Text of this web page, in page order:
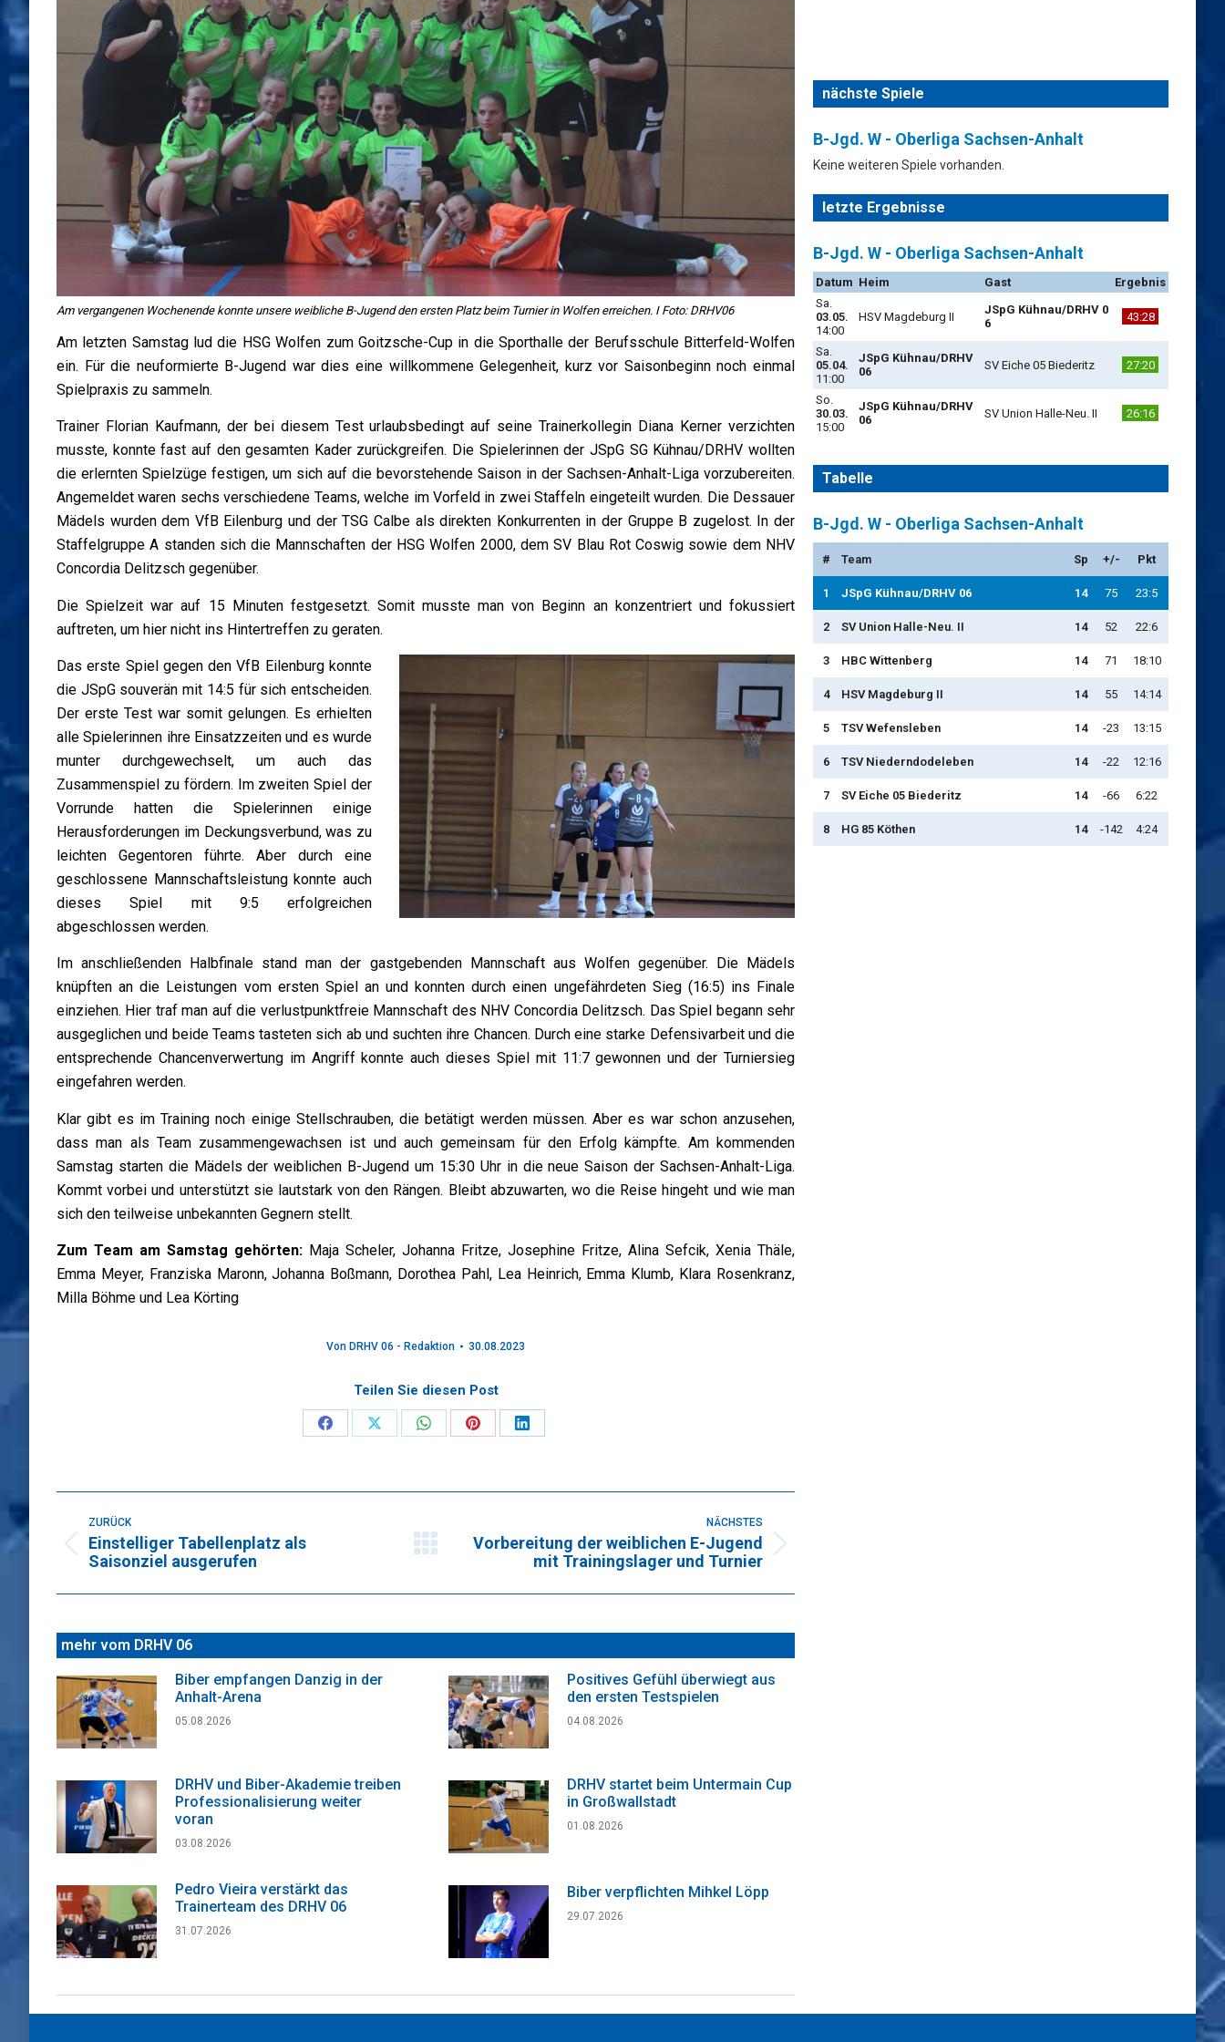
Am vergangenen Wochenende konnte unsere weibliche B-Jugend den ersten Platz beim Turnier in Wolfen erreichen. I Foto: DRHV06
Am letzten Samstag lud die HSG Wolfen zum Goitzsche-Cup in die Sporthalle der Berufsschule Bitterfeld-Wolfen
ein. Für die neuformierte B-Jugend war dies eine willkommene Gelegenheit, kurz vor Saisonbeginn noch einmal
Spielpraxis zu sammeln.
Trainer Florian Kaufmann, der bei diesem Test urlaubsbedingt auf seine Trainerkollegin Diana Kerner verzichten
musste, konnte fast auf den gesamten Kader zurückgreifen. Die Spielerinnen der JSpG SG Kühnau/DRHV wollten
die erlernten Spielzüge festigen, um sich auf die bevorstehende Saison in der Sachsen-Anhalt-Liga vorzubereiten.
Angemeldet waren sechs verschiedene Teams, welche im Vorfeld in zwei Staffeln eingeteilt wurden. Die Dessauer
Mädels wurden dem VfB Eilenburg und der TSG Calbe als direkten Konkurrenten in der Gruppe B zugelost. In der
Staffelgruppe A standen sich die Mannschaften der HSG Wolfen 2000, dem SV Blau Rot Coswig sowie dem NHV
Concordia Delitzsch gegenüber.
Die Spielzeit war auf 15 Minuten festgesetzt. Somit musste man von Beginn an konzentriert und fokussiert
auftreten, um hier nicht ins Hintertreffen zu geraten.
Das erste Spiel gegen den VfB Eilenburg konnte
die JSpG souverän mit 14:5 für sich entscheiden.
Der erste Test war somit gelungen. Es erhielten
alle Spielerinnen ihre Einsatzzeiten und es wurde
munter durchgewechselt, um auch das
Zusammenspiel zu fördern. Im zweiten Spiel der
Vorrunde hatten die Spielerinnen einige
Herausforderungen im Deckungsverbund, was zu
leichten Gegentoren führte. Aber durch eine
geschlossene Mannschaftsleistung konnte auch
dieses Spiel mit 9:5 erfolgreichen
abgeschlossen werden.
Im anschließenden Halbfinale stand man der gastgebenden Mannschaft aus Wolfen gegenüber. Die Mädels
knüpften an die Leistungen vom ersten Spiel an und konnten durch einen ungefährdeten Sieg (16:5) ins Finale
einziehen. Hier traf man auf die verlustpunktfreie Mannschaft des NHV Concordia Delitzsch. Das Spiel begann sehr
ausgeglichen und beide Teams tasteten sich ab und suchten ihre Chancen. Durch eine starke Defensivarbeit und die
entsprechende Chancenverwertung im Angriff konnte auch dieses Spiel mit 11:7 gewonnen und der Turniersieg
eingefahren werden.
Klar gibt es im Training noch einige Stellschrauben, die betätigt werden müssen. Aber es war schon anzusehen,
dass man als Team zusammengewachsen ist und auch gemeinsam für den Erfolg kämpfte. Am kommenden
Samstag starten die Mädels der weiblichen B-Jugend um 15:30 Uhr in die neue Saison der Sachsen-Anhalt-Liga.
Kommt vorbei und unterstützt sie lautstark von den Rängen. Bleibt abzuwarten, wo die Reise hingeht und wie man
sich den teilweise unbekannten Gegnern stellt.
Zum Team am Samstag gehörten: Maja Scheler, Johanna Fritze, Josephine Fritze, Alina Sefcik, Xenia Thäle,
Emma Meyer, Franziska Maronn, Johanna Boßmann, Dorothea Pahl, Lea Heinrich, Emma Klumb, Klara Rosenkranz,
Milla Böhme und Lea Körting
Von DRHV 06 - Redaktion 30.08.2023
Teilen Sie diesen Post
Share
Facebook
Share
X
Share
WhatsApp
Share
Pinterest
Share
LinkedIn
ZURÜCK
Vorheriger
Einstelliger Tabellenplatz als
Saisonziel ausgerufen
NÄCHSTES
Nächster
Vorbereitung der weiblichen E-Jugend
mit Trainingslager und Turnier
mehr vom DRHV 06
Biber empfangen Danzig in der
Anhalt-Arena
05.08.2026
Positives Gefühl überwiegt aus
den ersten Testspielen
04.08.2026
DRHV und Biber-Akademie treiben
Professionalisierung weiter
voran
03.08.2026
DRHV startet beim Untermain Cup
in Großwallstadt
01.08.2026
Pedro Vieira verstärkt das
Trainerteam des DRHV 06
31.07.2026
Biber verpflichten Mihkel Löpp
29.07.2026
nächste Spiele
B-Jgd. W - Oberliga Sachsen-Anhalt
Keine weiteren Spiele vorhanden.
letzte Ergebnisse
B-Jgd. W - Oberliga Sachsen-Anhalt
Datum Heim Gast
Ergebnis
Sa.
03.05.
14:00
HSV Magdeburg II
JSpG Kühnau/DRHV 0
6
43:28
Sa.
05.04.
11:00
JSpG Kühnau/DRHV
06
SV Eiche 05 Biederitz 27:20
So.
30.03.
15:00
JSpG Kühnau/DRHV
06
SV Union Halle-Neu. II 26:16
Tabelle
B-Jgd. W - Oberliga Sachsen-Anhalt
# Team Sp +/- Pkt
1 JSpG Kühnau/DRHV 06 14 75 23:5
2 SV Union Halle-Neu. II 14 52 22:6
3 HBC Wittenberg 14 71 18:10
4 HSV Magdeburg II 14 55 14:14
5 TSV Wefensleben 14 -23 13:15
6 TSV Niederndodeleben 14 -22 12:16
7 SV Eiche 05 Biederitz 14 -66 6:22
8 HG 85 Köthen 14 -142 4:24